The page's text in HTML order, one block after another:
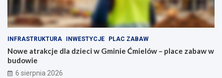
c
j
d
l
a
r
p
ę
z
i
e
INFRASTRUKTURA INWESTYCJE PLAC ZABAW
Nowe atrakcje dla dzieci w Gminie Ćmielów – place zabaw w
budowie
6 sierpnia 2026